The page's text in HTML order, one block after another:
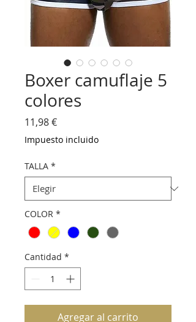
Boxer camuflaje 5
colores
11,98 €Precio
Impuesto incluido
TALLA *
COLOR *
Cantidad *
Agregar al carrito